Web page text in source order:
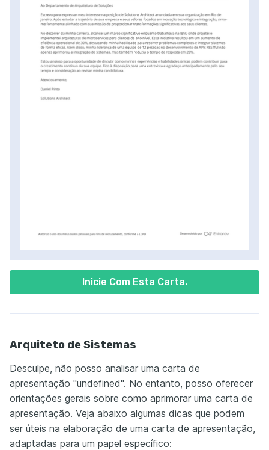
Inicie Com Esta Carta.
Arquiteto de Sistemas
Desculpe, não posso analisar uma carta de
apresentação "undefined". No entanto, posso oferecer
orientações gerais sobre como aprimorar uma carta de
apresentação. Veja abaixo algumas dicas que podem
ser úteis na elaboração de uma carta de apresentação,
adaptadas para um papel específico: